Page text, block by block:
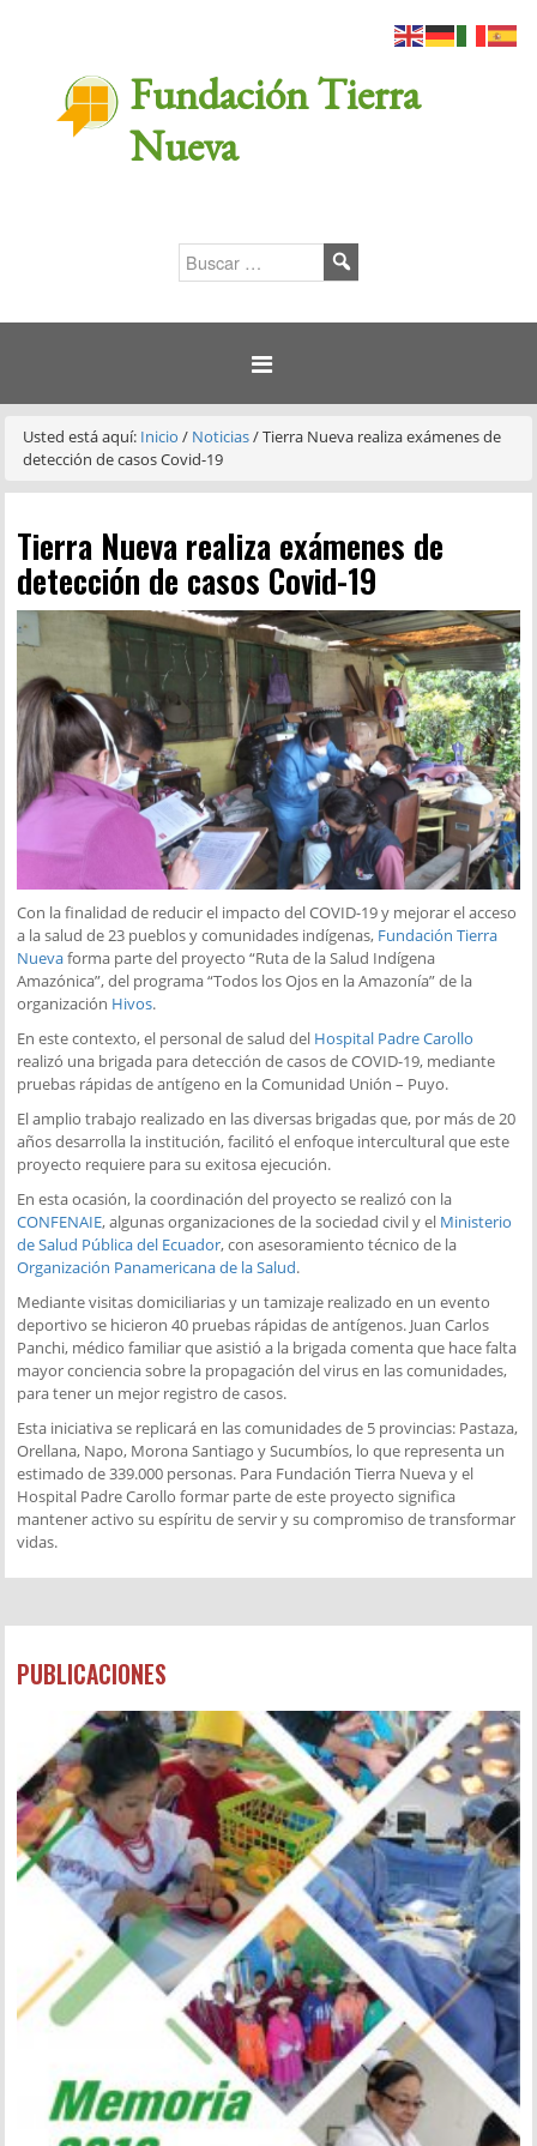
Fundación Tierra
Nueva
Usted está aquí: Inicio/ Noticias/Tierra Nueva realiza exámenes de
detección de casos Covid-19
Tierra Nueva realiza exámenes de
detección de casos Covid-19
Con la finalidad de reducir el impacto del COVID-19 y mejorar el acceso
a la salud de 23 pueblos y comunidades indígenas, Fundación Tierra
Nuevaforma parte del proyecto “Ruta de la Salud Indígena
Amazónica”, del programa “Todos los Ojos en la Amazonía” de la
organización Hivos.
En este contexto, el personal de salud del Hospital Padre Carollo
realizó una brigada para detección de casos de COVID-19, mediante
pruebas rápidas de antígeno en la Comunidad Unión – Puyo.
El amplio trabajo realizado en las diversas brigadas que, por más de 20
años desarrolla la institución, facilitó el enfoque intercultural que este
proyecto requiere para su exitosa ejecución.
En esta ocasión, la coordinación del proyecto se realizó con la
CONFENAIE, algunas organizaciones de la sociedad civil y el Ministerio
de Salud Pública del Ecuador, con asesoramiento técnico de la
Organización Panamericana de la Salud.
Mediante visitas domiciliarias y un tamizaje realizado en un evento
deportivo se hicieron 40 pruebas rápidas de antígenos. Juan Carlos
Panchi, médico familiar que asistió a la brigada comenta que hace falta
mayor conciencia sobre la propagación del virus en las comunidades,
para tener un mejor registro de casos.
Esta iniciativa se replicará en las comunidades de 5 provincias: Pastaza,
Orellana, Napo, Morona Santiago y Sucumbíos, lo que representa un
estimado de 339.000 personas. Para Fundación Tierra Nueva y el
Hospital Padre Carollo formar parte de este proyecto significa
mantener activo su espíritu de servir y su compromiso de transformar
vidas.
PUBLICACIONES